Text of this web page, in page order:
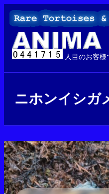
を
人目のお客様
ニホンイシ